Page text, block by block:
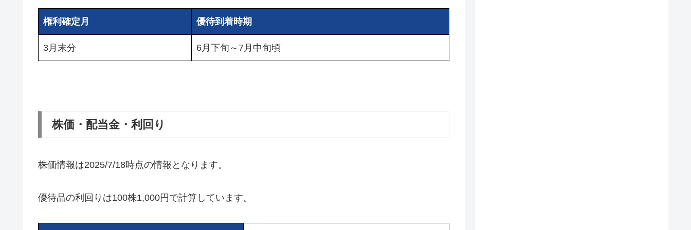
権利確定月 優待到着時期
3月末分 6月下旬～7月中旬頃
株価・配当金・利回り
株価情報は2025/7/18時点の情報となります。
優待品の利回りは100株1,000円で計算しています。